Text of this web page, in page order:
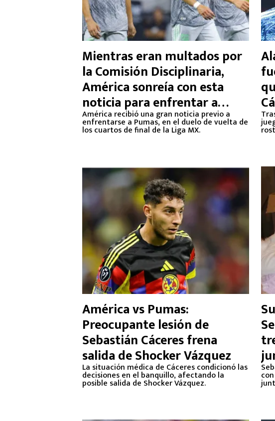
Mientras eran multados por
la Comisión Disciplinaria,
América sonreía con esta
noticia para enfrentar a
Pumas
América recibió una gran noticia previo a
enfrentarse a Pumas, en el duelo de vuelta de
los cuartos de final de la Liga MX.
América vs Pumas:
Preocupante lesión de
Sebastián Cáceres frena
salida de Shocker Vázquez
La situación médica de Cáceres condicionó las
decisiones en el banquillo, afectando la
posible salida de Shocker Vázquez.